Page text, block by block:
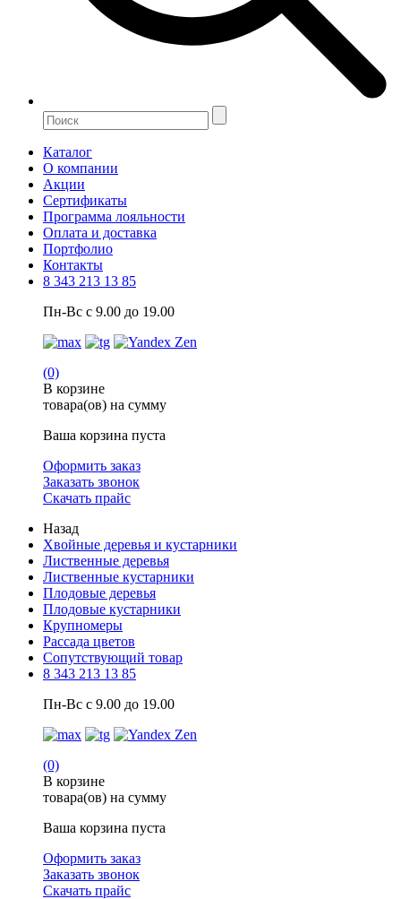
Каталог
О компании
Акции
Сертификаты
Программа лояльности
Оплата и доставка
Портфолио
Контакты
8 343 213 13 85
Пн-Вс с 9.00 до 19.00
(0)
В корзине
товара(ов) на сумму
Ваша корзина пуста
Оформить заказ
Заказать звонок
Скачать прайс
Назад
Хвойные деревья и кустарники
Лиственные деревья
Лиственные кустарники
Плодовые деревья
Плодовые кустарники
Крупномеры
Рассада цветов
Сопутствующий товар
8 343 213 13 85
Пн-Вс с 9.00 до 19.00
(0)
В корзине
товара(ов) на сумму
Ваша корзина пуста
Оформить заказ
Заказать звонок
Скачать прайс